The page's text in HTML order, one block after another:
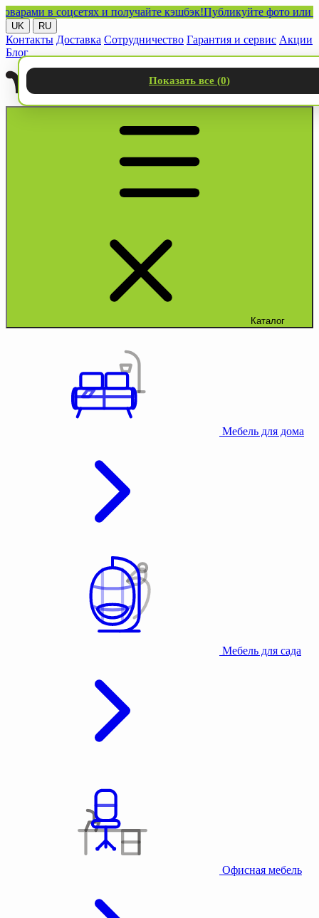
в соцсетях и получайте кэшбэк!Публикуйте фото или видео
UK RU
Контакты Доставка Сотрудничество Гарантия и сервис Акции
Блог
Каталог
Мебель для дома
Мебель для сада
Офисная мебель
Показать все (0)